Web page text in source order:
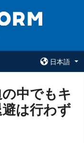
日本語
ウクルインフォ
中でもキ
は行わず